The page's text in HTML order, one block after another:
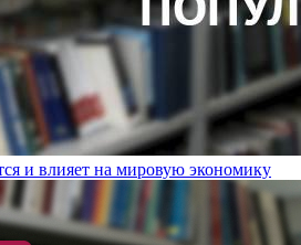
и влияет на мировую экономику